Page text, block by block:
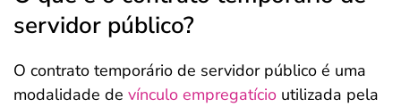
servidor público?
O contrato temporário de servidor público é uma
modalidade de vínculo empregatício utilizada pela